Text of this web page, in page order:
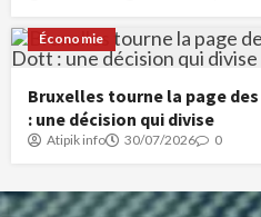
Économie
Bruxelles tourne la page
: une décision qui divise
Atipik info 30/07/2026 0